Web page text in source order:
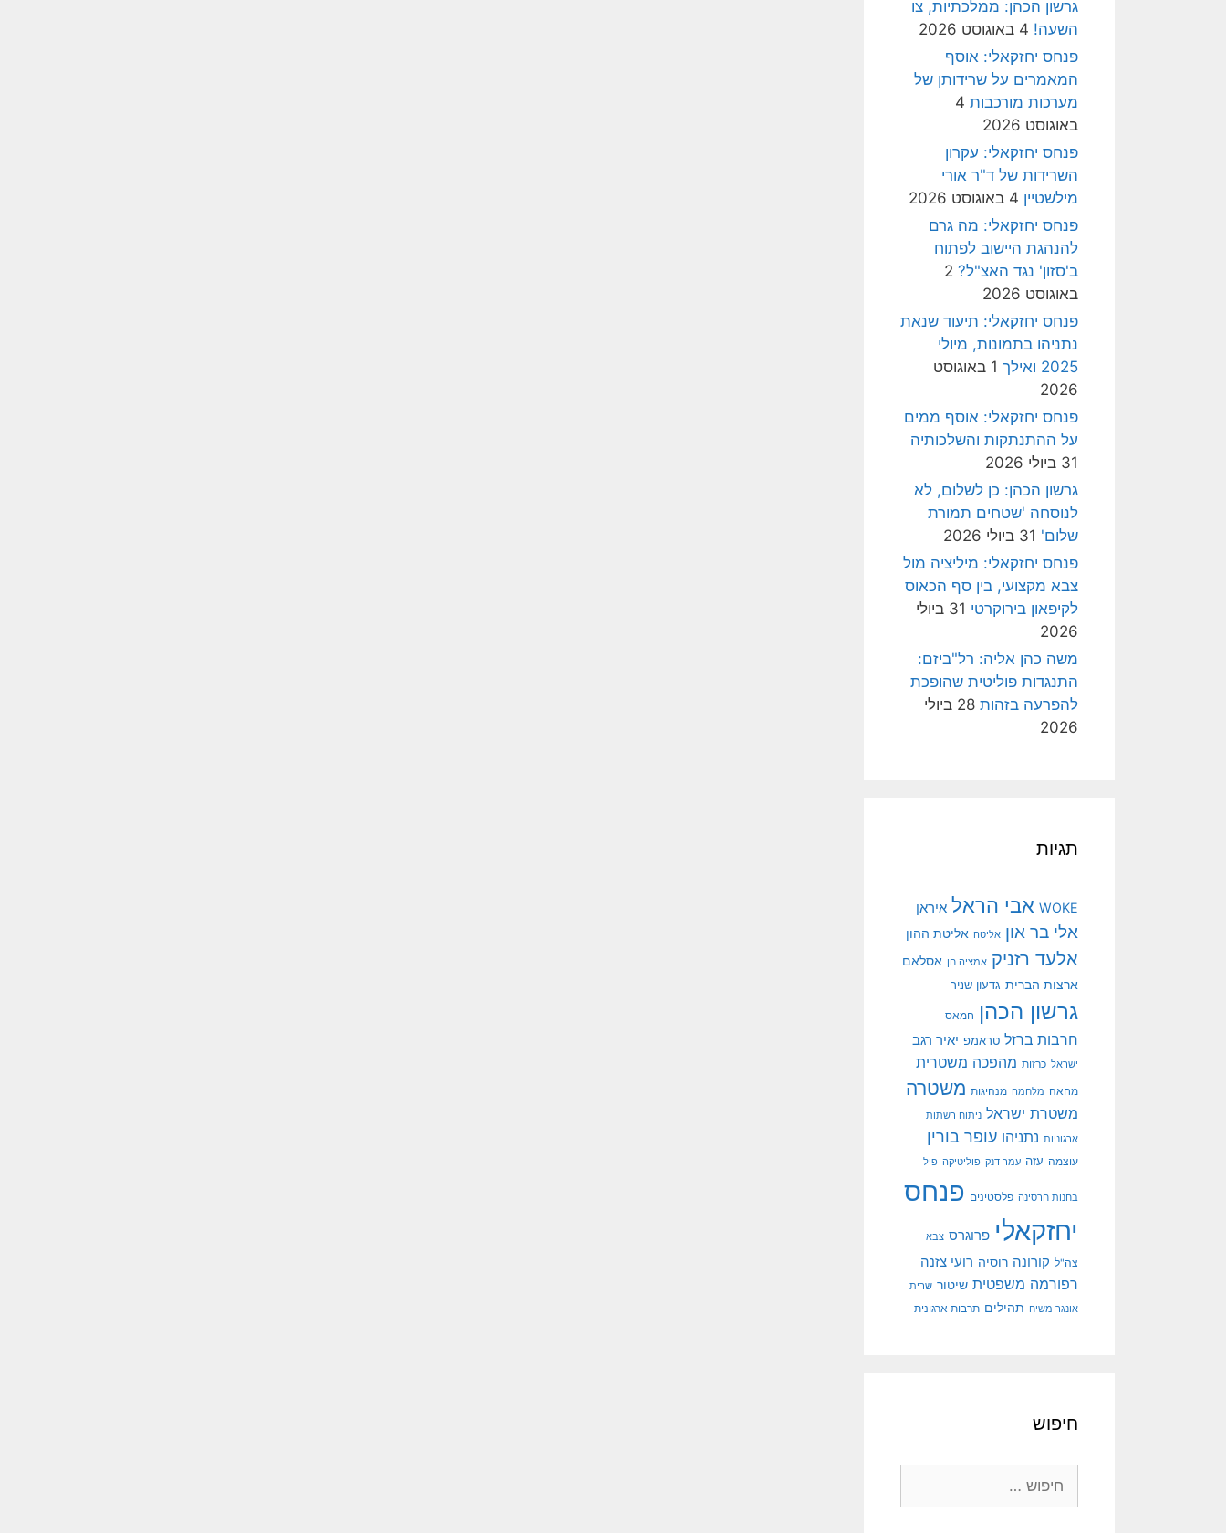
גרשון הכהן: ממלכתיות, צו
השעה! 4 באוגוסט 2026
פנחס יחזקאלי: אוסף
המאמרים על שרידותן של
מערכות מורכבות 4
באוגוסט 2026
פנחס יחזקאלי: עקרון
השרידות של ד"ר אורי
מילשטיין 4 באוגוסט 2026
פנחס יחזקאלי: מה גרם
להנהגת היישוב לפתוח
ב'סזון' נגד האצ"ל? 2
באוגוסט 2026
פנחס יחזקאלי: תיעוד שנאת
נתניהו בתמונות, מיולי
2025 ואילך
1 באוגוסט
2026
פנחס יחזקאלי: אוסף ממים
על ההתנתקות והשלכותיה
31 ביולי 2026
גרשון הכהן: כן לשלום, לא
לנוסחה 'שטחים תמורת
שלום' 31 ביולי 2026
פנחס יחזקאלי: מיליציה מול
צבא מקצועי, בין סף הכאוס
לקיפאון בירוקרטי
31 ביולי
2026
משה כהן אליה: רל"ביזם:
התנגדות פוליטית שהופכת
להפרעה בזהות
28 ביולי
2026
תגיות
WOKE אבי הראל איראן
אלי בר און אליטה אליטת ההון
אלעד רזניק אמציה חן אסלאם
ארצות הברית גדעון שניר
גרשון הכהן חמאס
חרבות ברזל טראמפ יאיר רגב
ישראל כרזות מהפכה משטרית
מחאה מלחמה מנהיגות משטרה
משטרת ישראל ניתוח רשתות
ארגוניות נתניהו עופר בורין
עוצמה עזה עמר דנק פוליטיקה פיל
בחנות חרסינה פלסטינים פנחס
יחזקאלי פרוגרס צבא
צה"ל קורונה רוסיה רועי צזנה
רפורמה משפטית שיטור שרית
אונגר משיח תהילים תרבות ארגונית
חיפוש